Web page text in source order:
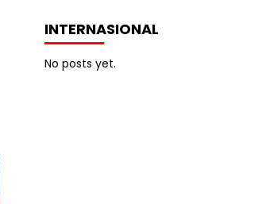
INTERNASIONAL
No posts yet.